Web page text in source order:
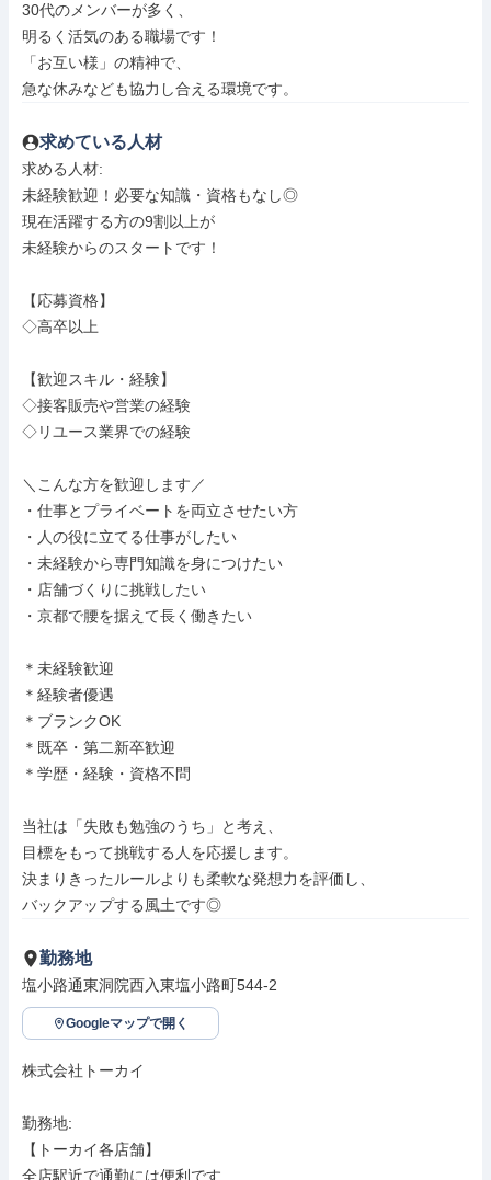
30代のメンバーが多く、
明るく活気のある職場です！
「お互い様」の精神で、
急な休みなども協力し合える環境です。
求めている人材
求める人材:
未経験歓迎！必要な知識・資格もなし◎
現在活躍する方の9割以上が
未経験からのスタートです！
【応募資格】
◇高卒以上
【歓迎スキル・経験】
◇接客販売や営業の経験
◇リユース業界での経験
＼こんな方を歓迎します／
・仕事とプライベートを両立させたい方
・人の役に立てる仕事がしたい
・未経験から専門知識を身につけたい
・店舗づくりに挑戦したい
・京都で腰を据えて長く働きたい
＊未経験歓迎
＊経験者優遇
＊ブランクOK
＊既卒・第二新卒歓迎
＊学歴・経験・資格不問
当社は「失敗も勉強のうち」と考え、
目標をもって挑戦する人を応援します。
決まりきったルールよりも柔軟な発想力を評価し、
バックアップする風土です◎
勤務地
塩小路通東洞院西入東塩小路町544-2
Googleマップで開く
株式会社トーカイ
勤務地:
【トーカイ各店舗】
全店駅近で通勤には便利です